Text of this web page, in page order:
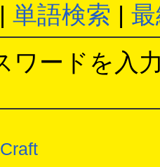
| 単語検索 |
ワードを入